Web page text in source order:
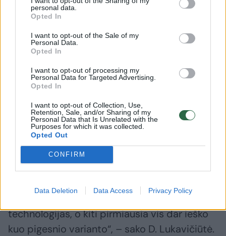
personal data.
Opted In
I want to opt-out of the Sale of my
Personal Data.
Opted In
I want to opt-out of processing my
Personal Data for Targeted Advertising.
Opted In
I want to opt-out of Collection, Use,
Retention, Sale, and/or Sharing of my
Personal Data that Is Unrelated with the
Purposes for which it was collected.
Opted Out
CONFIRM
Data Deletion Data Access Privacy Policy
Daugiau nuotraukų (2)
„Paradoksalu, tačiau šiandien sparčiausiai
auga du visiškai skirtingi segmentai –
modernūs hibridai ir senesni, daugiau kaip 21
metų automobiliai. Tai rodo, kad Lietuvos
automobilių rinkoje vienu metu egzistuoja dvi
realybės: vieni pirkėjai investuoja į naujausias
technologijas, o kiti pirmiausia vis dar ieško
kuo pigesnio varianto“, – sako D. Lukavičiūtė.